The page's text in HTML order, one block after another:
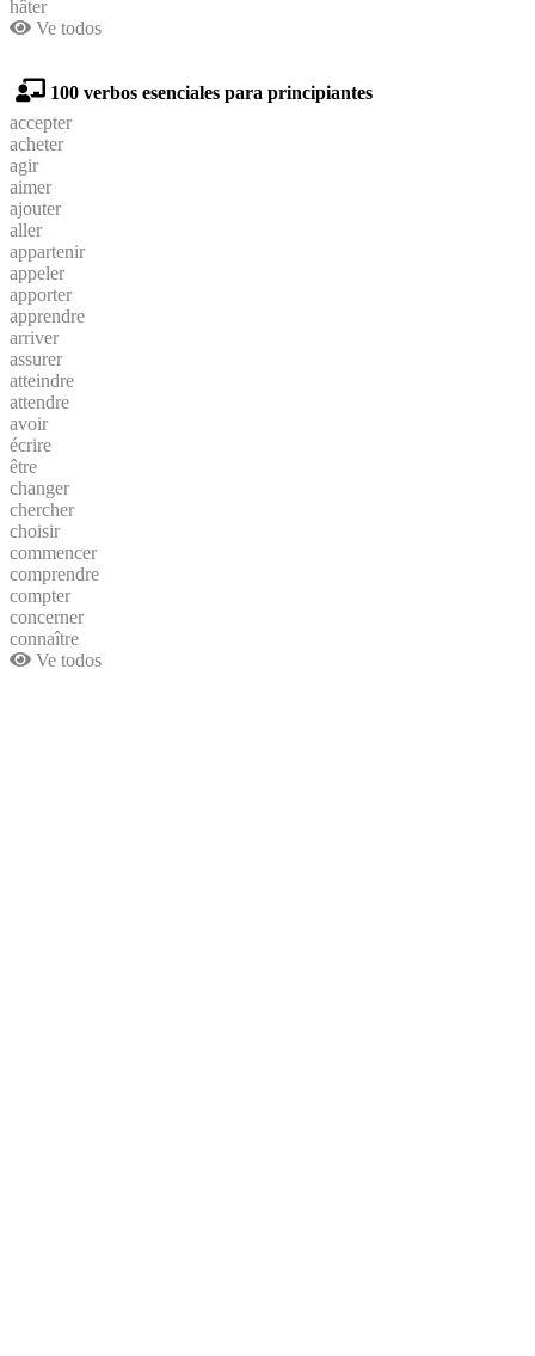
hâter
Ve todos
100 verbos esenciales para principiantes
accepter
acheter
agir
aimer
ajouter
aller
appartenir
appeler
apporter
apprendre
arriver
assurer
atteindre
attendre
avoir
écrire
être
changer
chercher
choisir
commencer
comprendre
compter
concerner
connaître
Ve todos